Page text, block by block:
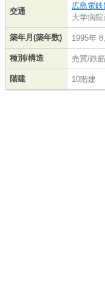
交通
広島電鉄
大学病
築年月(築年数) 1995年
種別/構造 売買/鉄
階建 10階建